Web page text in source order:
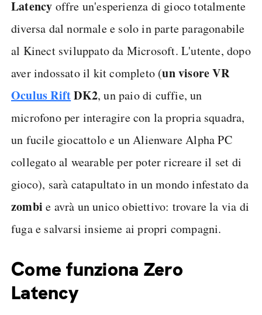
Latency offre un'esperienza di gioco totalmente
diversa dal normale e solo in parte paragonabile
al Kinect sviluppato da Microsoft. L'utente, dopo
aver indossato il kit completo (un visore VR
Oculus RiftDK2, un paio di cuffie, un
microfono per interagire con la propria squadra,
un fucile giocattolo e un Alienware Alpha PC
collegato al wearable per poter ricreare il set di
gioco), sarà catapultato in un mondo infestato da
zombi e avrà un unico obiettivo: trovare la via di
fuga e salvarsi insieme ai propri compagni.
Come funziona Zero
Latency